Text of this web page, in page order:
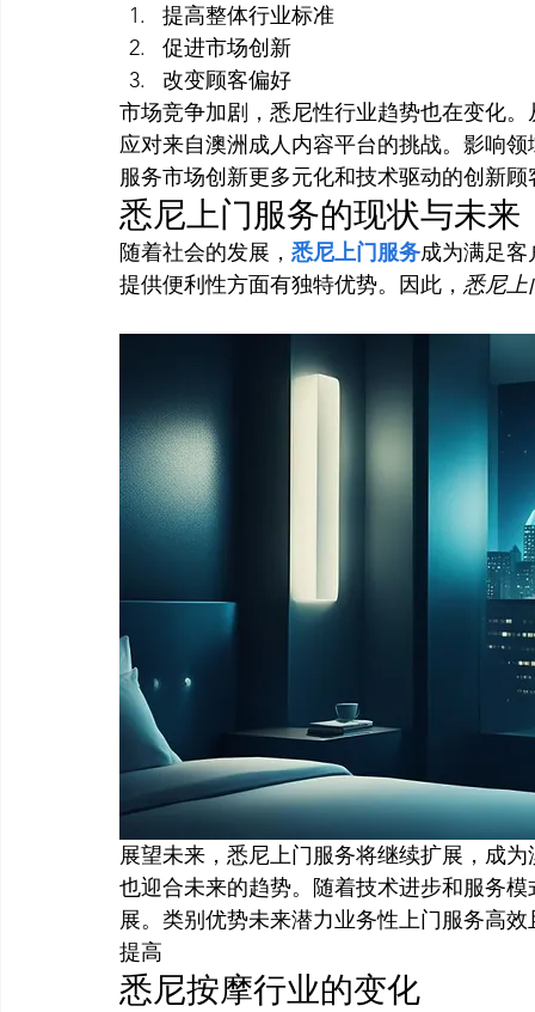
提高整体行业标准
促进市场创新
改变顾客偏好
市场竞争加剧，悉尼性行业趋势也在变化
应对来自澳洲成人内容平台的挑战。影响
服务市场创新更多元化和技术驱动的创新
悉尼上门服务的现状与未来
随着社会的发展， 悉尼上门服务成为满足
提供便利性方面有独特优势。因此， 悉尼上
展望未来，悉尼上门服务将继续扩展，成
也迎合未来的趋势。随着技术进步和服务
展。类别优势未来潜力业务性上门服务高
提高
悉尼按摩行业的变化